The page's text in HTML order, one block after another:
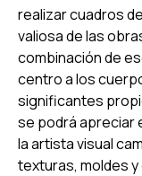
realizar cuadros
valiosa de las
combinación de
centro a los
significantes
se podrá apreciar
la artista visual
texturas, moldes